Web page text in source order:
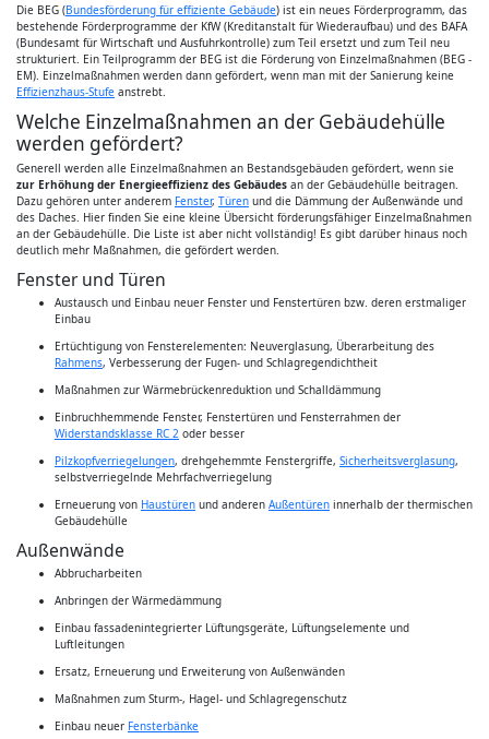
Die BEG (Bundesförderung für effiziente Gebäude) ist ein neues Förderprogramm, das
bestehende Förderprogramme der KfW (Kreditanstalt für Wiederaufbau) und des BAFA
(Bundesamt für Wirtschaft und Ausfuhrkontrolle) zum Teil ersetzt und zum Teil neu
strukturiert. Ein Teilprogramm der BEG ist die Förderung von Einzelmaßnahmen (BEG -
EM). Einzelmaßnahmen werden dann gefördert, wenn man mit der Sanierung keine
Effizienzhaus-Stufe anstrebt.
Welche Einzelmaßnahmen an der Gebäudehülle
werden gefördert?
Generell werden alle Einzelmaßnahmen an Bestandsgebäuden gefördert, wenn sie
zur Erhöhung der Energieeffizienz des Gebäudes an der Gebäudehülle beitragen.
Dazu gehören unter anderem Fenster, Türen und die Dämmung der Außenwände und
des Daches. Hier finden Sie eine kleine Übersicht förderungsfähiger Einzelmaßnahmen
an der Gebäudehülle. Die Liste ist aber nicht vollständig! Es gibt darüber hinaus noch
deutlich mehr Maßnahmen, die gefördert werden.
Fenster und Türen
Austausch und Einbau neuer Fenster und Fenstertüren bzw. deren erstmaliger
Einbau
Ertüchtigung von Fensterelementen: Neuverglasung, Überarbeitung des
Rahmens, Verbesserung der Fugen- und Schlagregendichtheit
Maßnahmen zur Wärmebrückenreduktion und Schalldämmung
Einbruchhemmende Fenster, Fenstertüren und Fensterrahmen der
Widerstandsklasse RC 2 oder besser
Pilzkopfverriegelungen, drehgehemmte Fenstergriffe, Sicherheitsverglasung,
selbstverriegelnde Mehrfachverriegelung
Erneuerung von Haustüren und anderen Außentüren innerhalb der thermischen
Gebäudehülle
Außenwände
Abbrucharbeiten
Anbringen der Wärmedämmung
Einbau fassadenintegrierter Lüftungsgeräte, Lüftungselemente und
Luftleitungen
Ersatz, Erneuerung und Erweiterung von Außenwänden
Maßnahmen zum Sturm-, Hagel- und Schlagregenschutz
Einbau neuer Fensterbänke